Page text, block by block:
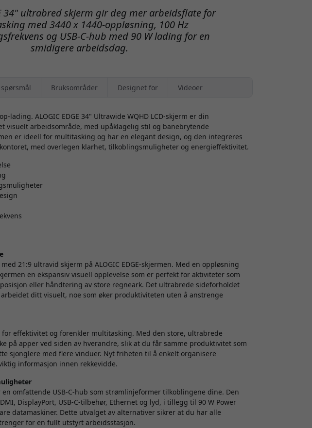
34" ultrabred skjerm gir deg mer arbeidsflate for
med 3440 x 1440-oppløsning, 100 Hz
og USB-C-hub med 90 W lading for en
smidigere arbeidsdag.
Bruksområder Designet for Videoer
lading. ALOGIC EDGE 34" Ultrawide WQHD LCD-skjerm er din
visuelt arbeidsområde, med upåklagelig stil og banebrytende
er ideell for multitasking og har en elegant design, og den integreres
med overlegen klarhet, tilkoblingsmuligheter og energieffektivitet.
21:9 ultravid skjerm på ALOGIC EDGE-skjermen. Med en oppløsning
en ekspansiv visuell opplevelse som er perfekt for aktiviteter som
eller håndtering av store regneark. Det ultrabrede sideforholdet
ditt visuelt, noe som øker produktiviteten uten å anstrenge
for effektivitet og forenkler multitasking. Med den store, ultrabrede
på apper ved siden av hverandre, slik at du får samme produktivitet som
sjonglere med flere vinduer. Nyt friheten til å enkelt organisere
informasjon innen rekkevidde.
en omfattende USB-C-hub som strømlinjeformer tilkoblingene dine. Den
DisplayPort, USB-C-tilbehør, Ethernet og lyd, i tillegg til 90 W Power
datamaskiner. Dette utvalget av alternativer sikrer at du har alle
for en fullt utstyrt arbeidsstasjon.